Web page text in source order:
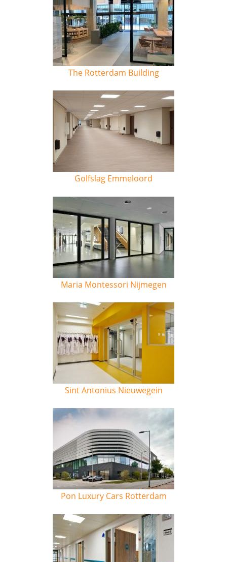
The Rotterdam Building
Golfslag Emmeloord
Maria Montessori Nijmegen
Sint Antonius Nieuwegein
Pon Luxury Cars Rotterdam